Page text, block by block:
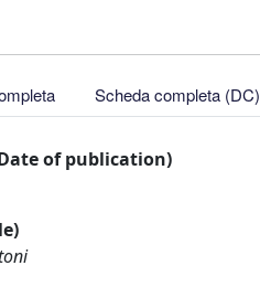
Scheda completa (DC)
of publication)